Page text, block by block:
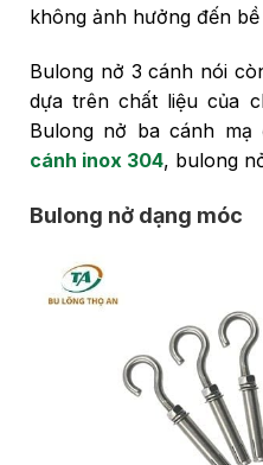
không ảnh hưởng đến
Bulong nở 3 cánh nói
dựa trên chất liệu của
Bulong nở ba cánh mạ
cánh inox 304, bulong
Bulong nở dạng móc